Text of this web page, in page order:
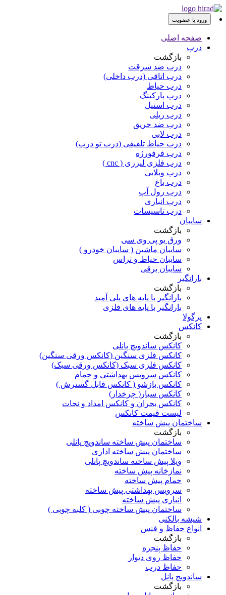
ورود یا عضویت
صفحه اصلی
درب
بازگشت
درب ضد سرقت
درب اتاقی (درب داخلی)
درب حیاط
درب پارکینگ
درب استیل
درب ریلی
درب ضد حریق
درب لابی
درب حیاط تلفیقی (درب تو درب)
درب فرفورژه
درب فلزی لیزری ( cnc )
درب ویلایی
درب باغ
درب رول آپ
درب انباری
درب تاسیسات
سایبان
بازگشت
ورق یو پی وی سی
سایبان ماشین ( سایبان خودرو )
سایبان حیاط و تراس
سایبان برقی
بارانگیر
بازگشت
بارانگیر با پایه های پلی آمید
بارانگیر با پایه های فلزی
پرگولا
کانکس
بازگشت
کانکس ساندویچ پانلی
کانکس فلزی سنگین (کانکس ورقی سنگین)
کانکس فلزی سبک (کانکس ورقی سبک)
کانکس سرویس بهداشتی و حمام
کانکس بازشو ( کانکس قابل گسترش )
کانکس سیار( چرخدار)
کانکس بحران و کانکس امداد و نجات
لیست قیمت کانکس
ساختمان پیش ساخته
بازگشت
ساختمان پیش ساخته ساندویچ پانلی
ساختمان پیش ساخته اداری
ویلا پیش ساخته ساندویچ پانلی
نمازخانه پیش ساخته
حمام پیش ساخته
سرویس بهداشتی پیش ساخته
انباری پیش ساخته
ساختمان پیش ساخته چوبی ( کلبه چوبی )
شیشه بالکنی
انواع حفاظ و فنس
بازگشت
حفاظ پنجره
حفاظ روی دیوار
حفاظ درب
ساندویچ پانل
بازگشت